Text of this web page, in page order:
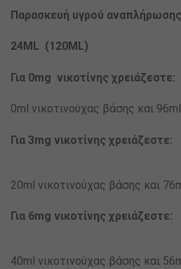
Παρασκευή υγρού
24ML (120ML)
Για 0mg νικοτίνης χρειάζεστε:
0ml νικοτινούχας βάσης και
Για 3mg νικοτίνης χρειάζεστε:
20ml νικοτινούχας βάσης και
Για 6mg νικοτίνης χρειάζεστε:
40ml νικοτινούχας βάσης και